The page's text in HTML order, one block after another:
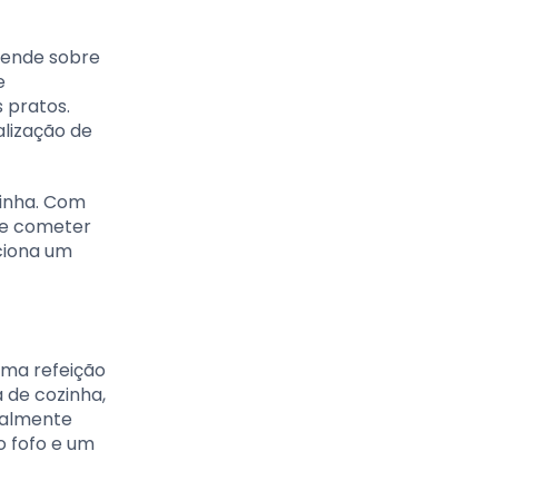
sobre
pratos.
de
Com
cometer
um
refeição
cozinha,
fofo e um